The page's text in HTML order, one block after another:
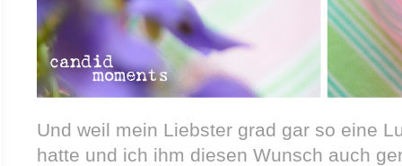
Und weil mein Liebster grad gar so eine
hatte und ich ihm diesen Wunsch auch